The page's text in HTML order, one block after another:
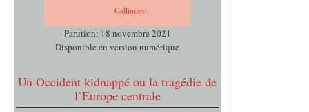
Parution: 18 novembre 2021
Disponible en version numérique
Un Occident kidnappé ou la tragédie de
l’Europe centrale